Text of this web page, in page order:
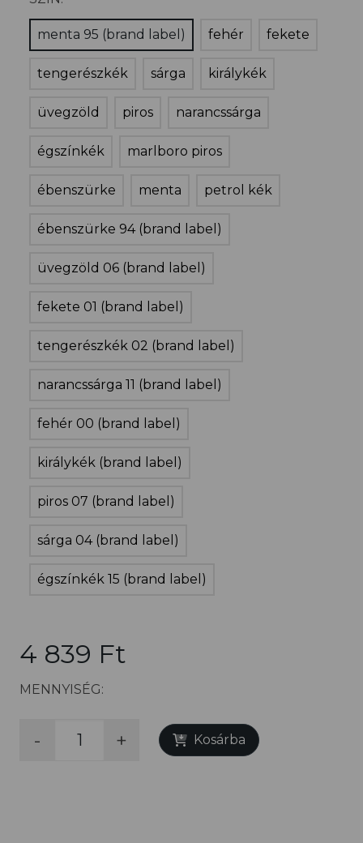
menta 95 (brand label) fehér fekete
tengerészkék sárga királykék
üvegzöld piros narancssárga
égszínkék marlboro piros
ébenszürke menta petrol kék
ébenszürke 94 (brand label)
üvegzöld 06 (brand label)
fekete 01 (brand label)
tengerészkék 02 (brand label)
narancssárga 11 (brand label)
fehér 00 (brand label)
királykék (brand label)
piros 07 (brand label)
sárga 04 (brand label)
égszínkék 15 (brand label)
4 839 Ft
MENNYISÉG:
- + Kosárba